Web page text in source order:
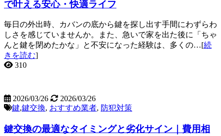
で叶える安心・快適ライフ
毎日の外出時、カバンの底から鍵を探し出す手間にわずらわ
しさを感じていませんか。また、急いで家を出た後に「ちゃ
んと鍵を閉めたかな」と不安になった経験は、多くの…[続
きを読む]
310
2026/03/26
2026/03/26
鍵,鍵交換, おすすめ業者, 防犯対策
鍵交換の最適なタイミングと劣化サイン｜費用相